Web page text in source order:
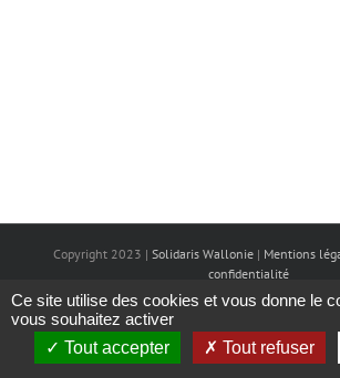
Copyright 2023 | Solidaris Wallonie | Mentions
confidentialité
Ce site utilise des cookies et vous donne le
vous souhaitez activer
Tout accepter
Tout refuser